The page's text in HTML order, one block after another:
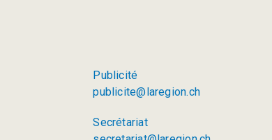
Publicité
publicite@laregion.ch
Secrétariat